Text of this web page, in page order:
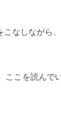
なしながら
ここを読ん